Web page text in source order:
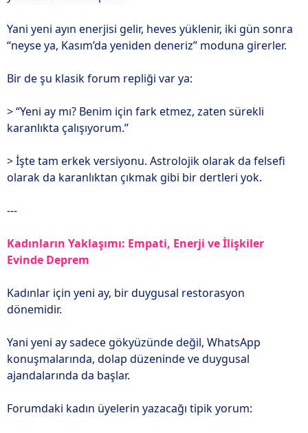
Yani yeni ayın enerjisi gelir, heves yüklenir, iki gün sonra
“neyse ya, Kasım’da yeniden deneriz” moduna girerler.
Bir de şu klasik forum repliği var ya:
> “Yeni ay mı? Benim için fark etmez, zaten sürekli
karanlıkta çalışıyorum.”
> İşte tam erkek versiyonu. Astrolojik olarak da felsefi
olarak da karanlıktan çıkmak gibi bir dertleri yok.
---
Kadınların Yaklaşımı: Empati, Enerji ve İlişkiler
Evinde Deprem
Kadınlar için yeni ay, bir duygusal restorasyon
dönemidir.
Yani yeni ay sadece gökyüzünde değil, WhatsApp
konuşmalarında, dolap düzeninde ve duygusal
ajandalarında da başlar.
Forumdaki kadın üyelerin yazacağı tipik yorum: